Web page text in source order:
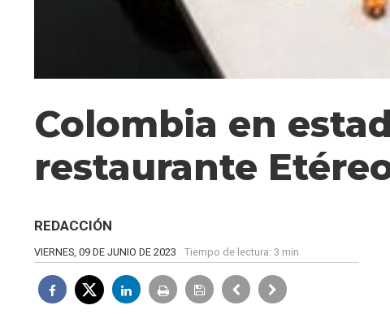
Colombia en
restaurante
REDACCIÓN
VIERNES, 09 DE JUNIO DE 2023 Tiempo de lectura: 3 min